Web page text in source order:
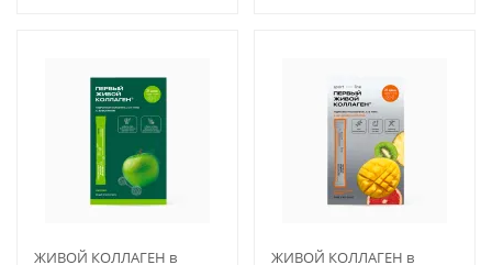
ЖИВОЙ КОЛЛАГЕН в
ЖИВОЙ КОЛЛАГЕН в